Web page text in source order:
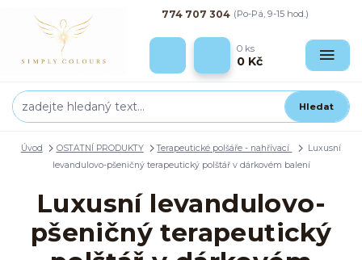
Hledat
774 707 304 (Po-Pá, 9-15 hod.)
0 ks
0 Kč
Úvod OSTATNÍ PRODUKTY Terapeutické polšáře - nahřívací
Luxusní
levandulovo-pšeničný terapeutický polštář v dárkovém balení
Luxusní levandulovo-
pšeničný terapeutický